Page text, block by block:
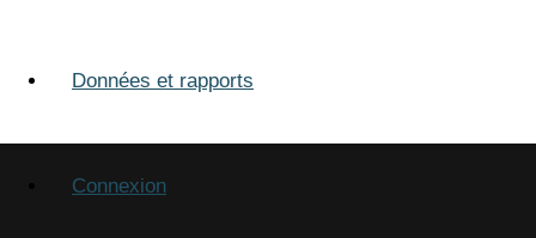
Données et rapports
Connexion